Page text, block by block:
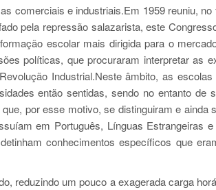
comerciais e industriais.Em 1959 reuniu,
pela repressão salazarista, este
escolar mais dirigida para o
políticas, que procuraram interpretar as
Industrial.Neste âmbito, as
então sentidas, sendo no entanto de
por esse motivo, se distinguiram e
em Português, Línguas Estrangeiras
conhecimentos específicos que
reduzindo um pouco a exagerada carga